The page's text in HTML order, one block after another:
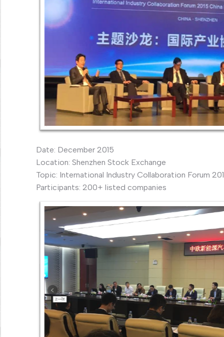
Date: December 2015
Location: Shenzhen Stock Exchange
Topic: International Industry Collaboration Forum
Participants: 200+ listed companies